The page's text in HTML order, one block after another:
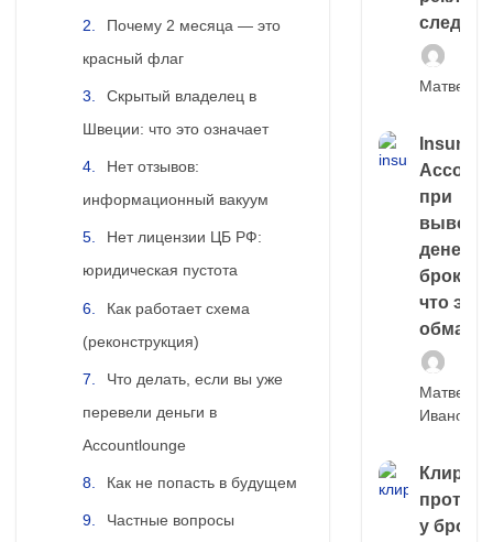
Почему 2 месяца — это
красный флаг
Скрытый владелец в
Швеции: что это означает
Нет отзывов:
информационный вакуум
Нет лицензии ЦБ РФ:
юридическая пустота
Как работает схема
(реконструкция)
Что делать, если вы уже
перевели деньги в
Accountlounge
Как не попасть в будущем
Частные вопросы
следа
Матвей
Account
при
выводе
денег у
что это,
обман?
Матвей
Иванов
Клиринг
у